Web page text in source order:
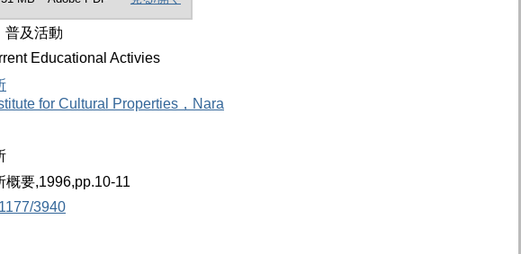
普及活動
Educational Activies
for Cultural Properties，Nara
要,1996,pp.10-11
3940